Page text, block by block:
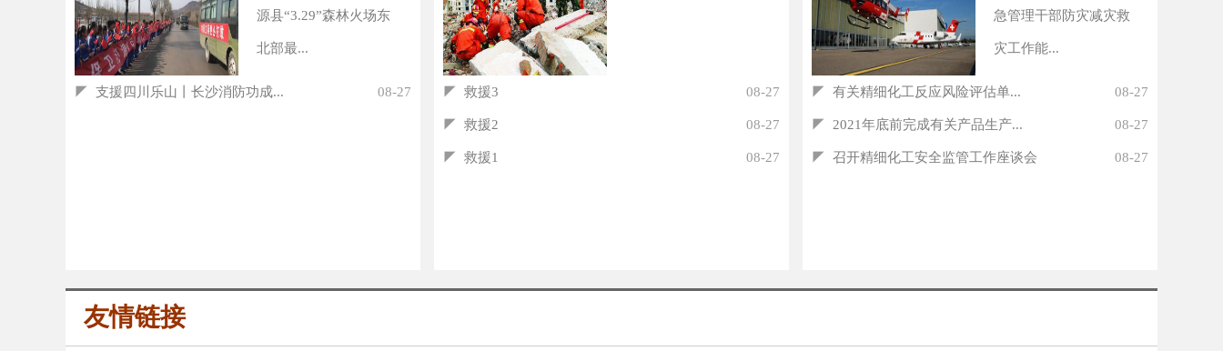
源县“3.29”森林火场东
北部最...
◤ 支援四川乐山丨长沙消防功成... 08-27 ◤ 救援3 08-27
◤ 救援2 08-27
◤ 救援1 08-27
急管理干部防灾减灾救
灾工作能...
◤ 有关精细化工反应风险评估单... 08-27
◤ 2021年底前完成有关产品生产... 08-27
◤ 召开精细化工安全监管工作座谈会 08-27
友情链接